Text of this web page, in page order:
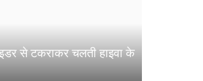
से टकराकर चलती हाइवा के